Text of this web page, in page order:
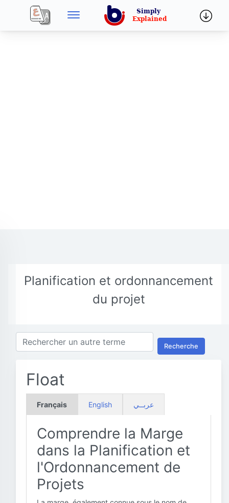
Planification et ordonnancement
du projet
Recherche
Float
Français English عربــي
Comprendre la Marge
dans la Planification et
l'Ordonnancement de
Projets